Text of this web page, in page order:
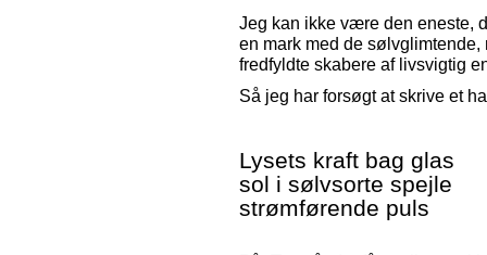
Jeg kan ikke være den eneste,
en mark med de
fredfyldte skabere af livsvigtig
Så jeg har forsøgt at skrive et
Lysets kraft bag glas
sol i sølvsorte spejle
strømførende puls